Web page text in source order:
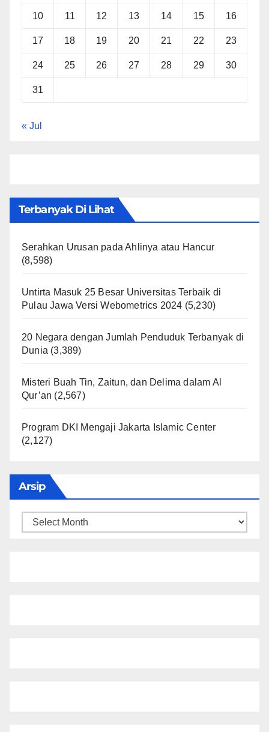
10 11 12 13 14 15 16
17 18 19 20 21 22 23
24 25 26 27 28 29 30
31
« Jul
Terbanyak Di Lihat
Serahkan Urusan pada Ahlinya atau Hancur
(8,598)
Untirta Masuk 25 Besar Universitas Terbaik di
Pulau Jawa Versi Webometrics 2024 (5,230)
20 Negara dengan Jumlah Penduduk Terbanyak di
Dunia (3,389)
Misteri Buah Tin, Zaitun, dan Delima dalam Al
Qur’an (2,567)
Program DKI Mengaji Jakarta Islamic Center
(2,127)
Arsip
Arsip